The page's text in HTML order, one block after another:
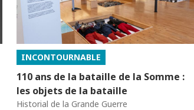
INCONTOURNABLE
110 ans de la bataille de la Somme :
les objets de la bataille
Historial de la Grande Guerre